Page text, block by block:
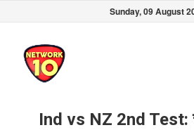
Sunday, 09 August
Ind vs NZ 2nd Test: